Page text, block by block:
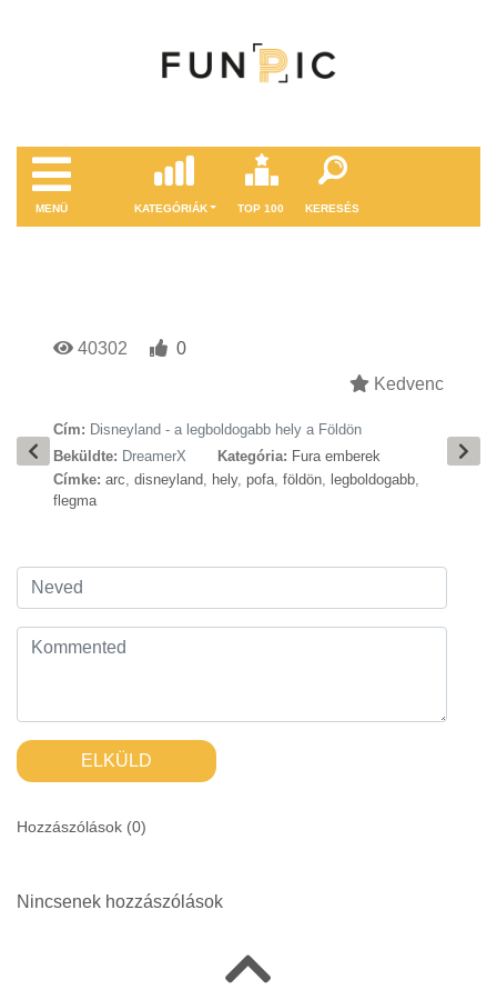
MENÜ KATEGÓRIÁK TOP 100 KERESÉS
40302
0
Kedvenc
Cím: Disneyland - a legboldogabb hely a Földön
Beküldte: DreamerX Kategória: Fura emberek
Címke: arc, disneyland, hely, pofa, földön, legboldogabb,
flegma
ELKÜLD
Hozzászólások (0)
Nincsenek hozzászólások